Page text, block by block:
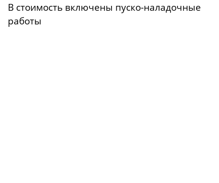
В стоимость включены пуско-наладочные
работы